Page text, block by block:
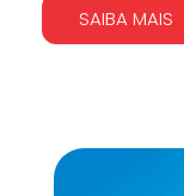
SAIBA MAIS